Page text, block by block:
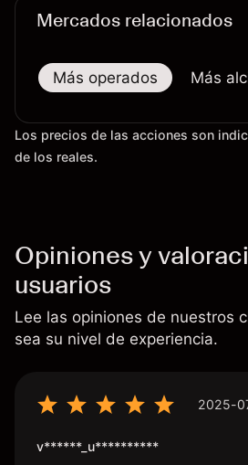
Mercados relacionados
Más operados Más
Los precios de las acciones son
de los reales.
Opiniones y
usuarios
Lee las opiniones de nuestros
sea su nivel de experiencia.
2025-
v******_u**********